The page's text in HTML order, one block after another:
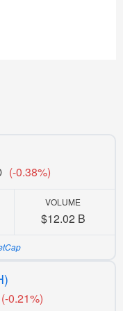
(-0.38%)
VOLUME
$12.02 B
(-0.21%)